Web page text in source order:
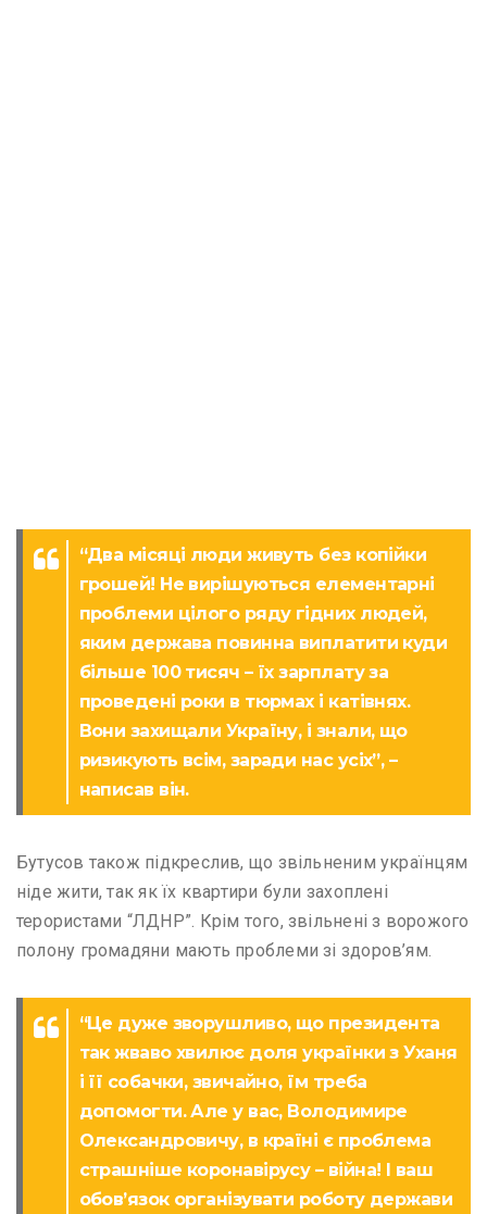
“Два місяці люди живуть без копійки
грошей! Не вирішуються елементарні
проблеми цілого ряду гідних людей,
яким держава повинна виплатити куди
більше 100 тисяч – їх зарплату за
проведені роки в тюрмах і катівнях.
Вони захищали Україну, і знали, що
ризикують всім, заради нас усіх”, –
написав він.
Бутусов також підкреслив, що звільненим українцям
ніде жити, так як їх квартири були захоплені
терористами “ЛДНР”. Крім того, звільнені з ворожого
полону громадяни мають проблеми зі здоров’ям.
“Це дуже зворушливо, що президента
так жваво хвилює доля українки з Уханя
і її собачки, звичайно, їм треба
допомогти. Але у вас, Володимире
Олександровичу, в країні є проблема
страшніше коронавірусу – війна! І ваш
обов’язок організувати роботу держави